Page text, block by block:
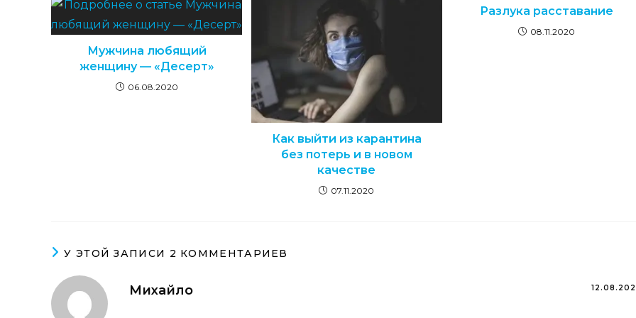
Мужчина любящий
женщину — «Десерт»
06.08.2020
Как выйти из карантина
без потерь и в новом
качестве
07.11.2020
Разлука расставание
08.11.2020
У ЭТОЙ ЗАПИСИ 2 КОММЕНТАРИЕВ
Михайло